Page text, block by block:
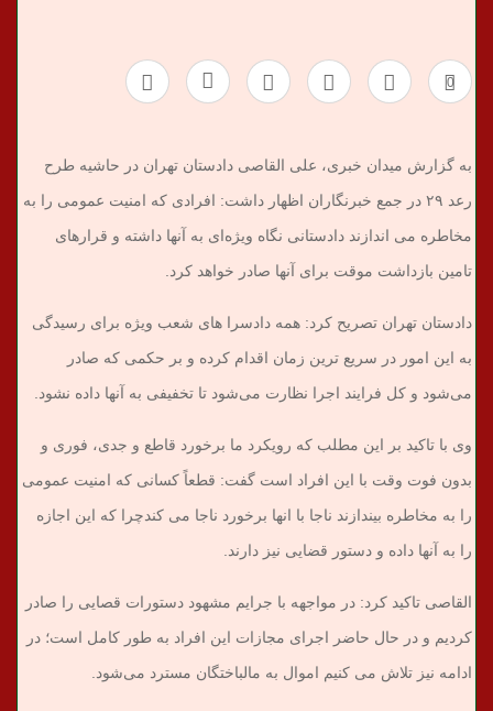
ر
ی
0
به گزارش میدان خبری، علی القاصی دادستان تهران در حاشیه طرح
رعد ۲۹ در جمع خبرنگاران اظهار داشت: افرادی که امنیت عمومی را به
مخاطره می اندازند دادستانی نگاه ویژه‌ای به آنها داشته و قرارهای
تامین بازداشت موقت برای آنها صادر خواهد کرد.
دادستان تهران تصریح کرد: همه دادسرا های شعب ویژه برای رسیدگی
به این امور در سریع ترین زمان اقدام کرده و بر حکمی که صادر
می‌شود و کل فرایند اجرا نظارت می‌شود تا تخفیفی به آنها داده نشود.
وی با تاکید بر این مطلب که رویکرد ما برخورد قاطع و جدی، فوری و
بدون فوت وقت با این افراد است گفت: قطعاً کسانی که امنیت عمومی
را به مخاطره بیندازند ناجا با انها برخورد ناجا می کندچرا که این اجازه
را به آنها داده و دستور قضایی نیز دارند.
القاصی تاکید کرد: در مواجهه با جرایم مشهود دستورات قصایی را صادر
کردیم و در حال حاضر اجرای مجازات این افراد به طور کامل است؛ در
ادامه نیز تلاش می کنیم اموال به مالباختگان مسترد می‌شود.